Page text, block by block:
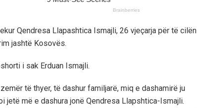
Qendresa Llapashtica Ismajli, 26 vjeçarja për të cilën
jashtë Kosovës.
i sak Erduan Ismajli.
të thyer, të dashur familjarë, miq e dashamirë ju
jetë më e dashura jonë Qendresa Llapshtica-Ismajli.